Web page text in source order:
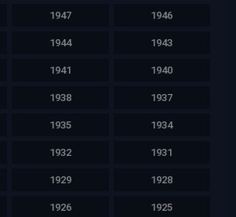
1947 1946
1944 1943
1941 1940
1938 1937
1935 1934
1932 1931
1929 1928
1926 1925